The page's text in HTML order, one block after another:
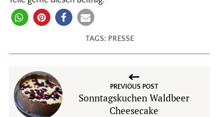
TAGS: PRESSE
PREVIOUS POST
Sonntagskuchen Waldbeer
Cheesecake